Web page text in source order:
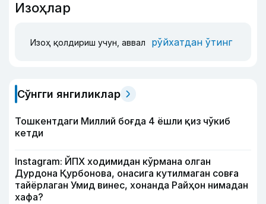
Изоҳлар
Изоҳ қолдириш учун, аввал рўйхатдан ўтинг
Сўнгги янгиликлар
Тошкентдаги Миллий боғда 4 ёшли қиз чўкиб
кетди
Instagram: ЙПХ ходимидан кўрмана олган
Дурдона Қурбонова, онасига кутилмаган совға
тайёрлаган Умид винес, хонанда Райҳон нимадан
хафа?